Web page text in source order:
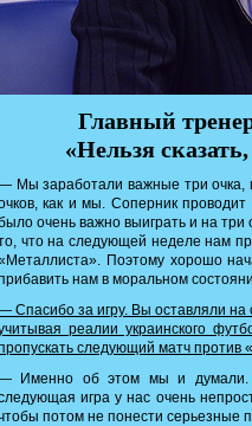
Главный
«Нельзя
Мы заработали важные три очка,
как и мы. Соперник
очень важно выиграть и на три
что на следующей неделе нам
Поэтому хорошо
нам в моральном
Спасибо за игру. Вы оставляли на
реалии украинского
следующий матч против
Именно об этом мы и думали.
игра у нас очень
потом не понести серьезные